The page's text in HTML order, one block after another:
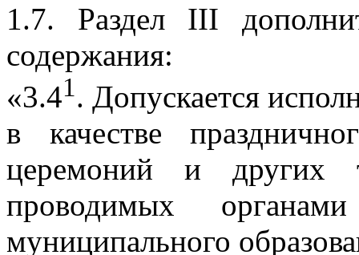
1.7. Раздел III
содержания:
«3.41. Допускается
в качестве
церемоний и других
проводимых
муниципального